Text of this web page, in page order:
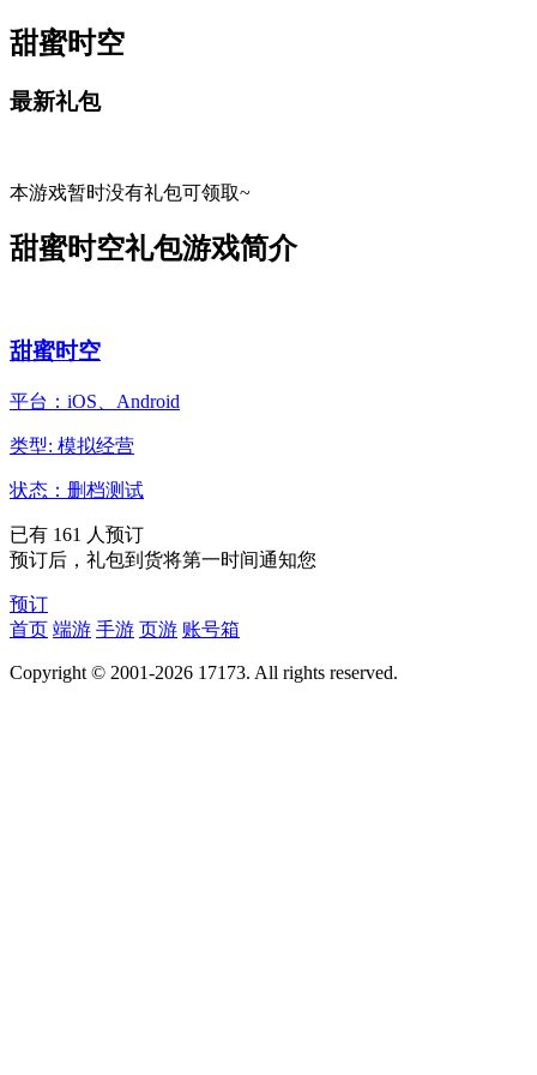
甜蜜时空
最新礼包
本游戏暂时没有礼包可领取~
甜蜜时空礼包游戏简介
甜蜜时空
平台：iOS、Android
类型: 模拟经营
状态：删档测试
已有 161 人预订
预订后，礼包到货将第一时间通知您
预订
首页 端游 手游 页游 账号箱
Copyright © 2001-2026 17173. All rights reserved.